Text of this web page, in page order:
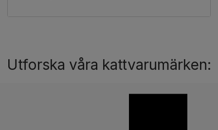
Utforska våra kattvarumärken: